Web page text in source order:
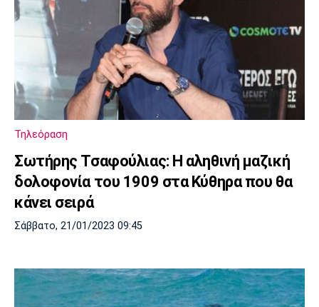
Τηλεόραση
Σωτήρης Τσαφούλιας: Η αληθινή μαζική
δολοφονία του 1909 στα Κύθηρα που θα
κάνει σειρά
Σάββατο, 21/01/2023 09:45